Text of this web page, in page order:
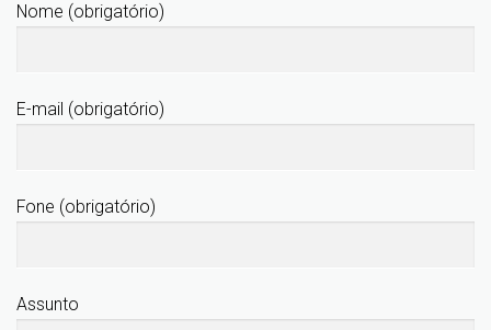
Nome (obrigatório)
E-mail (obrigatório)
Fone (obrigatório)
Assunto